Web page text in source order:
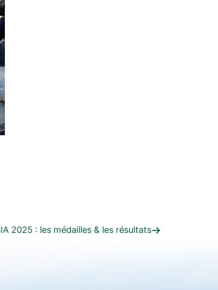
2025 : les médailles & les résultats